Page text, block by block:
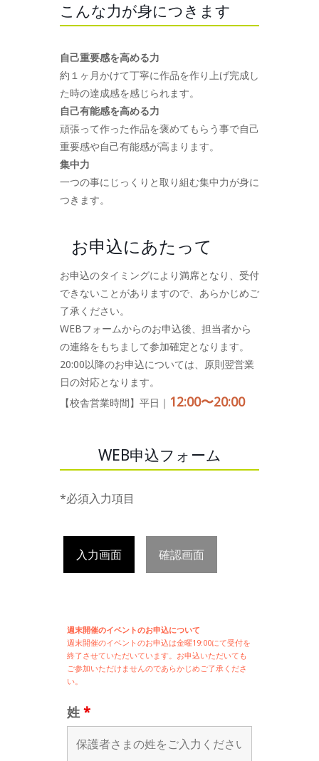
こんな力が身につきます
自己重要感を高める力
約１ヶ月かけて丁寧に作品を作り上げ完成し
た時の達成感を感じられます。
自己有能感を高める力
頑張って作った作品を褒めてもらう事で自己
重要感や自己有能感が高まります。
集中力
一つの事にじっくりと取り組む集中力が身に
つきます。
お申込にあたって
お申込のタイミングにより満席となり、受付
できないことがありますので、あらかじめご
了承ください。
WEBフォームからのお申込後、担当者から
の連絡をもちまして参加確定となります。
20:00以降のお申込については、原則翌営業
日の対応となります。
【校舎営業時間】平日｜ 12:00〜20:00
WEB申込フォーム
*必須入力項目
入力画面 確認画面
週末開催のイベントのお申込について
週末開催のイベントのお申込は金曜19:00にて受付を
終了させていただいています。お申込いただいても
ご参加いただけませんのであらかじめご了承くださ
い。
姓 *